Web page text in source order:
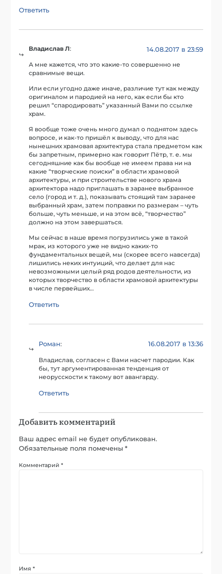
Ответить
Владислав Л: 14.08.2017 в 23:59
А мне кажется, что это какие-то совершенно не
сравнимые вещи.
Или если угодно даже иначе, различие тут как между
оригиналом и пародией на него, как если бы кто
решил “спародировать” указанный Вами по ссылке
храм.
Я вообще тоже очень много думал о поднятом здесь
вопросе, и как-то пришёл к выводу, что для нас
нынешних храмовая архитектура стала предметом как
бы запретным, примерно как говорит Пётр, т. е. мы
сегодняшние как бы вообще не имеем права ни на
какие “творческие поиски” в области храмовой
архитектуры, и при строительстве нового храма
архитектора надо приглашать в заранее выбранное
село (город и т. д.), показывать стоящий там заранее
выбранный храм, затем поправки по размерам – чуть
больше, чуть меньше, и на этом всё, “творчество”
должно на этом завершаться.
Мы сейчас в наше время погрузились уже в такой
мрак, из которого уже не видно каких-то
фундаментальных вещей, мы (скорее всего навсегда)
лишились неких интуиций, что делает для нас
невозможными целый ряд родов деятельности, из
которых творчество в области храмовой архитектуры
в числе первейших…
Ответить
Роман: 16.08.2017 в 13:36
Владислав, согласен с Вами насчет пародии. Как
бы, тут аргументированная тенденция от
неорусскости к такому вот авангарду.
Ответить
Добавить комментарий
Ваш адрес email не будет опубликован.
Обязательные поля помечены*
Комментарий*
Имя*